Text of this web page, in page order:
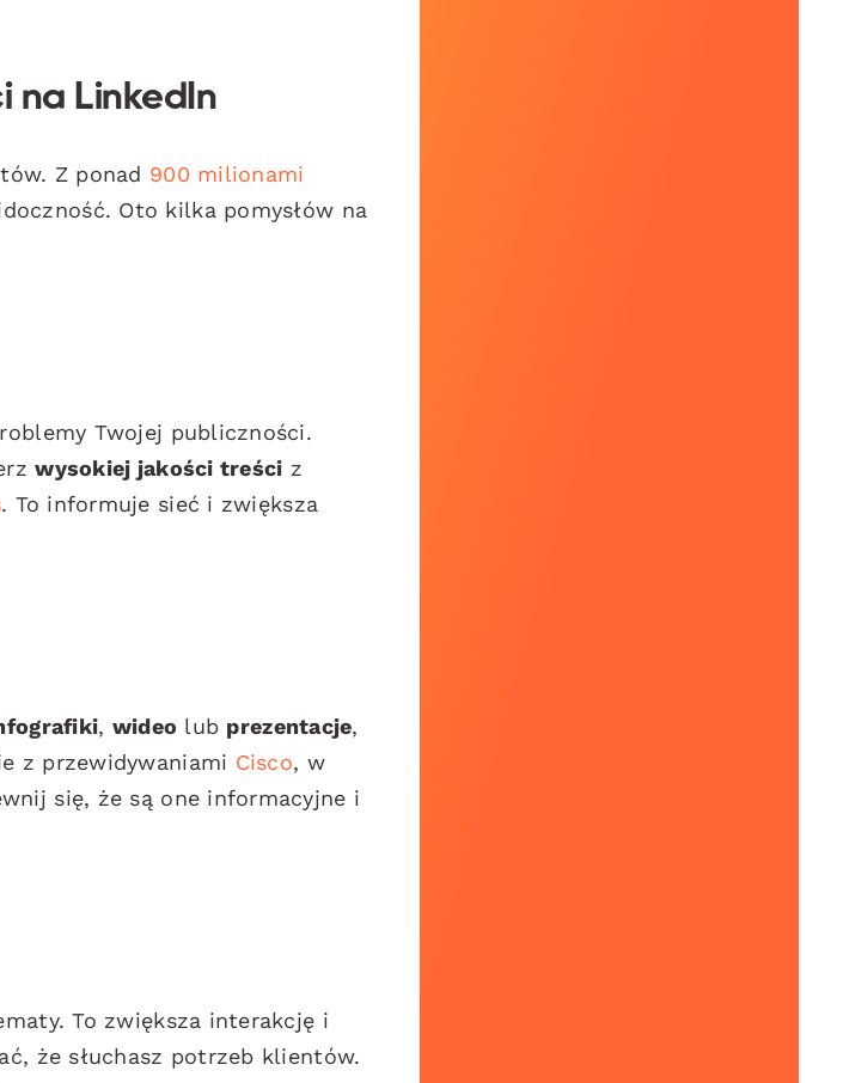
na LinkedIn
Z ponad 900 milionami
Oto kilka pomysłów na
Twojej publiczności.
wysokiej jakości treści z
. To informuje sieć i zwiększa
, wideo lub prezentacje,
z przewidywaniami Cisco, w
się, że są one informacyjne i
To zwiększa interakcję i
że słuchasz potrzeb klientów.